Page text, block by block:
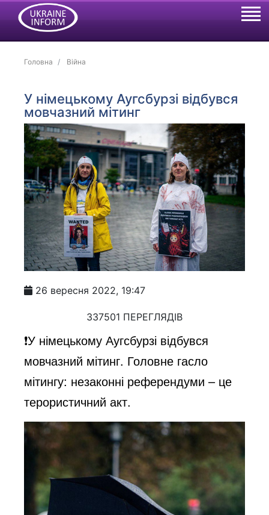
Головна Війна
У німецькому Аугсбурзі відбувся
мовчазний мітинг
26 вересня 2022, 19:47
337501 ПЕРЕГЛЯДІВ
❗️У німецькому Аугсбурзі відбувся
мовчазний мітинг. Головне гасло
мітингу: незаконні референдуми – це
терористичний акт.